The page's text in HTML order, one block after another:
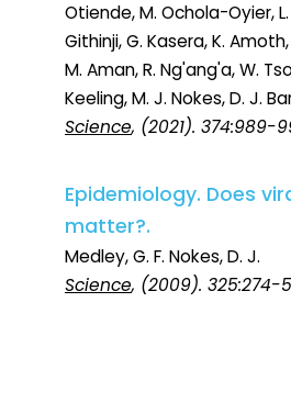
Otiende, M. Ochola-Oyier, L.
Githinji, G. Kasera, K.
M. Aman, R. Ng'ang'a, W.
Keeling, M. J. Nokes, D. J.
Science, (2021). 374:989-
Epidemiology. Does
matter?.
Medley, G. F. Nokes, D. J.
Science, (2009). 325:274-5